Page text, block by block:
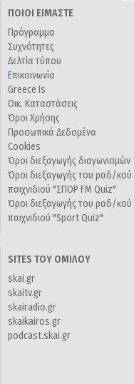
ΠΟΙΟΙ ΕΙΜΑΣΤΕ
Πρόγραμμα
Συχνότητες
Δελτία τύπου
Επικοινωνία
Greece Is
Οικ. Καταστάσεις
Όροι Χρήσης
Προσωπικά Δεδομένα
Cookies
Όροι διεξαγωγής διαγωνισμών
Όροι διεξαγωγής του ραδ/κού
παιχνιδιού "ΣΠΟΡ FM Quiz"
Όροι διεξαγωγής του ραδ/κού
παιχνιδιού "Sport Quiz"
SITES ΤΟΥ ΟΜΙΛΟΥ
skai.gr
skaitv.gr
skairadio.gr
skaikairos.gr
podcast.skai.gr